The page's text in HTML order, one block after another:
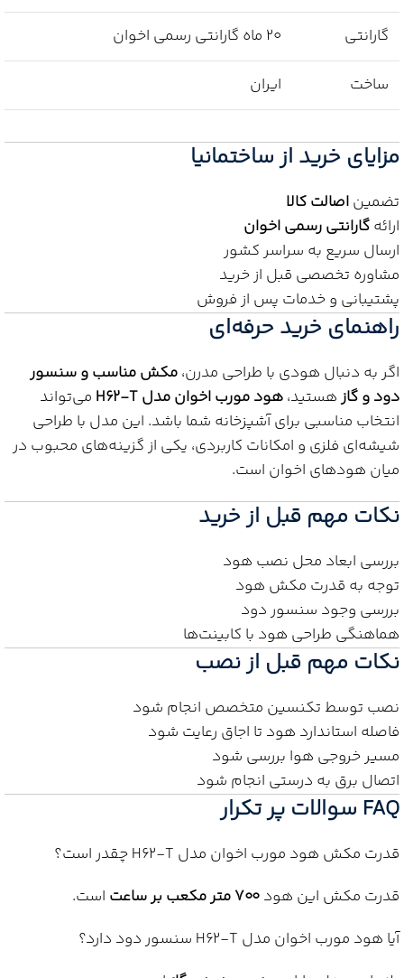
گارانتی ۲۰ ماه گارانتی رسمی اخوان
ساخت ایران
مزایای خرید از ساختمانیا
تضمیناصالت کالا
ارائهگارانتی رسمی اخوان
ارسال سریع به سراسر کشور
مشاوره تخصصی قبل از خرید
پشتیبانی و خدمات پس از فروش
راهنمای خرید حرفه‌ای
اگر به دنبال هودی با طراحی مدرن،مکش مناسب و سنسور
دود و گازهستید،هود مورب اخوان مدل H62-T
می‌تواند
انتخاب مناسبی برای آشپزخانه شما باشد. این مدل با طراحی
شیشه‌ای فلزی و امکانات کاربردی، یکی از گزینه‌های محبوب در
میان هودهای اخوان است.
نکات مهم قبل از خرید
بررسی ابعاد محل نصب هود
توجه به قدرت مکش هود
بررسی وجود سنسور دود
هماهنگی طراحی هود با کابینت‌ها
نکات مهم قبل از نصب
نصب توسط تکنسین متخصص انجام شود
فاصله استاندارد هود تا اجاق رعایت شود
مسیر خروجی هوا بررسی شود
اتصال برق به درستی انجام شود
FAQ سوالات پر تکرار
قدرت مکش هود مورب اخوان مدل H62-T چقدر است؟
قدرت مکش این هود۷۰۰ متر مکعب بر ساعت
است.
آیا هود مورب اخوان مدل H62-T سنسور دود دارد؟